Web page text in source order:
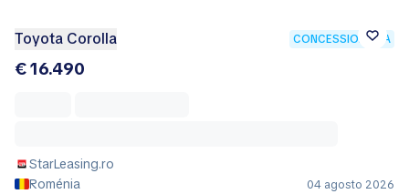
Toyota Corolla CONCESSIONÁRIA
€ 16.490
StarLeasing.ro
Roménia
04 agosto 2026